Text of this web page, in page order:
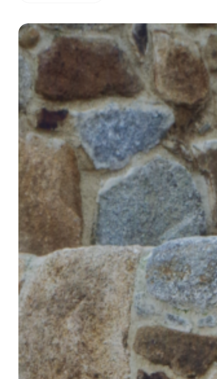
Pensés pour les collectivités, écoles,
villes ou parcs, ces équipements allient
fonctionnalité, robustesse et design.
Notre mobilier est fabriqué en France,
dans le Maine-et-Loire.